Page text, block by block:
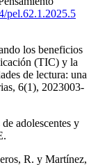
pel.62.1.2025.5
los beneficios
(TIC) y la
de lectura: una
6(1), 2023003-
adolescentes y
R. y Martínez,